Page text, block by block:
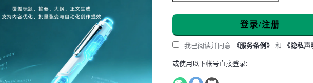
登录/注册
我已阅读并同意 《服务条例》 和 《隐私声
或使用以下帐号直接登录: